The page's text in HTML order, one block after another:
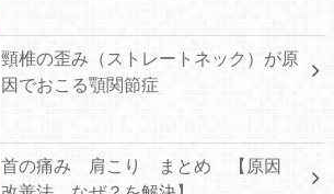
頸椎の歪み（ストレートネック）が原
因でおこる顎関節症
首の痛み 肩こり まとめ 【原因